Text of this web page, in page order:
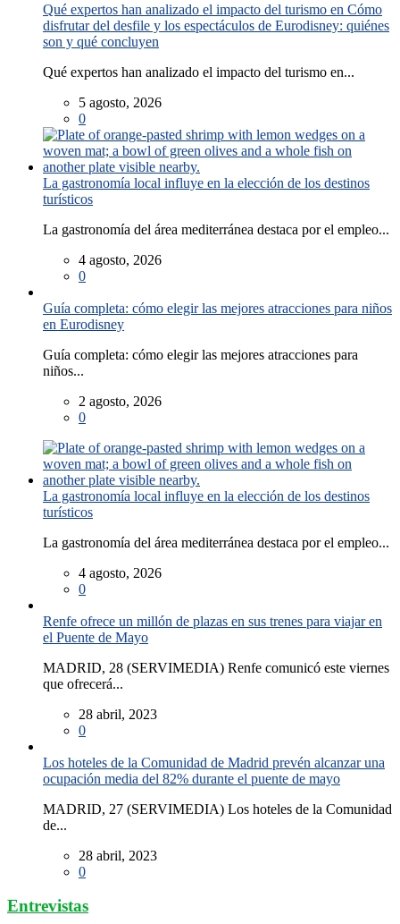
Qué expertos han analizado el impacto del turismo en Cómo
disfrutar del desfile y los espectáculos de Eurodisney: quiénes
son y qué concluyen
Qué expertos han analizado el impacto del turismo en...
5 agosto, 2026
0
La gastronomía local influye en la elección de los destinos
turísticos
La gastronomía del área mediterránea destaca por el empleo...
4 agosto, 2026
0
Guía completa: cómo elegir las mejores atracciones para niños
en Eurodisney
Guía completa: cómo elegir las mejores atracciones para
niños...
2 agosto, 2026
0
La gastronomía local influye en la elección de los destinos
turísticos
La gastronomía del área mediterránea destaca por el empleo...
4 agosto, 2026
0
Renfe ofrece un millón de plazas en sus trenes para viajar en
el Puente de Mayo
MADRID, 28 (SERVIMEDIA) Renfe comunicó este viernes
que ofrecerá...
28 abril, 2023
0
Los hoteles de la Comunidad de Madrid prevén alcanzar una
ocupación media del 82% durante el puente de mayo
MADRID, 27 (SERVIMEDIA) Los hoteles de la Comunidad
de...
28 abril, 2023
0
Entrevistas